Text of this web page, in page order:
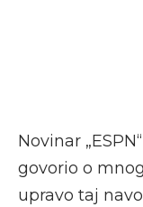
Novinar
govorio o
upravo taj